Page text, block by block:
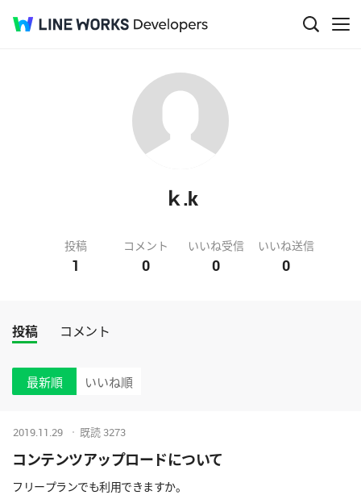
ｋ.k
投稿
1
コメント
0
いいね受信
0
いいね送信
0
投稿 コメント
最新順 いいね順
コンテンツアップロードについて
フリープランでも利用できますか。
2019.11.29 既読 3273